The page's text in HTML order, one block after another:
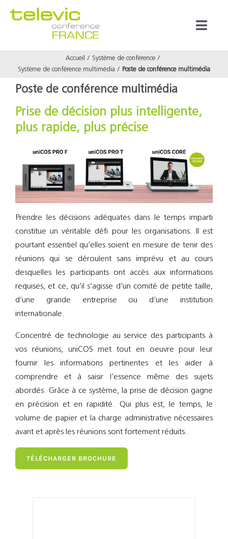
Produits
À propos
Support
Accueil
Système de conférence
Système de conférence multimédia
Poste de conférence multimédia
Poste de conférence multimédia
Prise de décision plus intelligente,
plus rapide, plus précise
Prendre les décisions adéquates dans le temps imparti
constitue un véritable défi pour les organisations. Il est
pourtant essentiel qu’elles soient en mesure de tenir des
réunions qui se déroulent sans imprévu et au cours
desquelles les participants ont accès aux informations
requises, et ce, qu’il s’agisse d’un comité de petite taille,
d’une grande entreprise ou d’une institution
internationale.
Concentré de technologie au service des participants à
vos réunions, uniCOS met tout en oeuvre pour leur
fournir les informations pertinentes et les aider à
comprendre et à saisir l’essence même des sujets
abordés. Grâce à ce système, la prise de décision gagne
en précision et en rapidité. Qui plus est, le temps, le
volume de papier et la charge administrative nécessaires
avant et après les réunions sont fortement réduits.
TÉLÉCHARGER BROCHURE